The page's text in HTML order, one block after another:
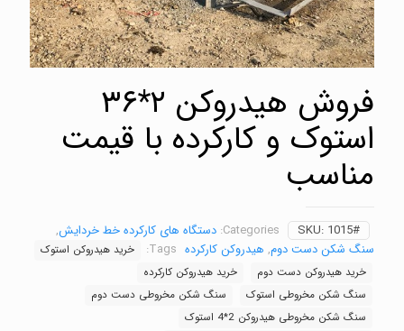
فروش هیدروکن ۲*۳۶
استوک و کارکرده با قیمت
مناسب
SKU: 1015#
Categories: دستگاه های کارکرده خط خردایش,
سنگ شکن دست دوم, هیدروکن کارکرده Tags:
خرید هیدروکن استوک
خرید هیدروکن دست دوم
خرید هیدروکن کارکرده
سنگ شکن مخروطی استوک
سنگ شکن مخروطی دست دوم
سنگ شکن مخروطی هیدروکن 2*4 استوک